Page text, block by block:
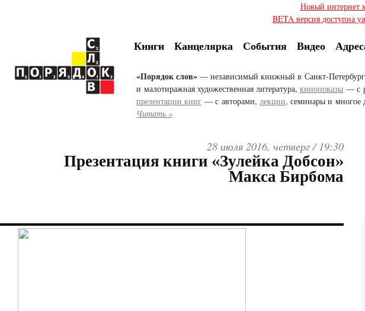
Новый
BETA версия доступна
Книги Канцелярка События Видео
«Порядок слов» — независимый книжный в Санкт-
и малотиражная художественная литература, кинопоказы — с
презентации книг — с авторами, лекции, семинары и многое
Читать »
28 июля 2016, четверг /19:30
Презентация книги «Зулейка Добсон»
Макса Бирбома